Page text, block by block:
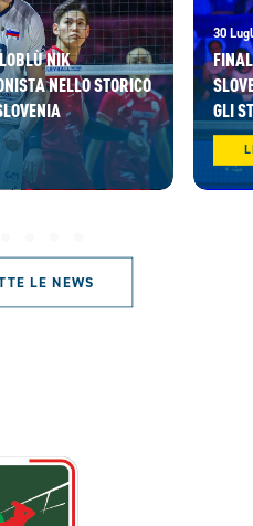
NIK
NELLO STORICO
30
GLI
LE NEWS